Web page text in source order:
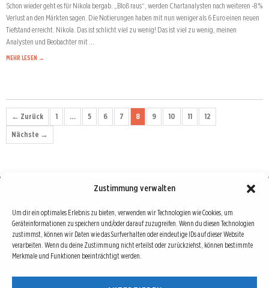
Zustimmung verwalten
Um dir ein optimales Erlebnis zu bieten, verwenden wir Technologien wie Cookies, um
Geräteinformationen zu speichern und/oder darauf zuzugreifen. Wenn du diesen Technologien
zustimmst, können wir Daten wie das Surfverhalten oder eindeutige IDs auf dieser Website
verarbeiten. Wenn du deine Zustimmung nicht erteilst oder zurückziehst, können bestimmte
Merkmale und Funktionen beeinträchtigt werden.
Schon wieder geht es für Nikola bergab. „Bloß raus“, werden Chartanalysten nach weiteren -8 %
Verlust an den Märkten sagen. Die Notierungen haben mit nun weniger als 6 Euro einen neuen
Tiefstand erreicht. Nikola. Das ist schlicht viel zu wenig! Das ist viel zu wenig, meinen
Analysten und Beobachter mit …
MEHR LESEN →
← Zurück 1 … 5 6 7 8 9 10 11
12
Nächste →
Börse : lokal, international, global
Erfolgreiche Börsengeschäfte bedingen vor allem drei Dinge: Verlässliche Informationen,
richtige Interpretationen und unabhängige Informationsquellen. Diese drei Bausteine sind
auch die redaktionelle Leitlinie von Börse Global.
Hinter Börse Global steht ein Team von erfahrenen Finanzjournalisten, die zum Teil schon